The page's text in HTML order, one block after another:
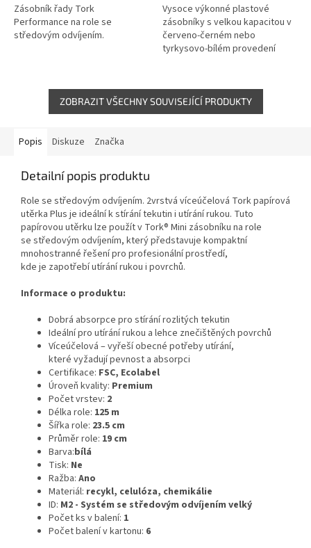
Zásobník řady Tork
Performance na role se
středovým odvíjením.
Vysoce výkonné plastové
zásobníky s velkou kapacitou v
červeno-černém nebo
tyrkysovo-bílém provedení
ZOBRAZIT VŠECHNY SOUVISEJÍCÍ PRODUKTY
Popis Diskuze Značka
Detailní popis produktu
Role se středovým odvíjením. 2vrstvá víceúčelová Tork papírová
utěrka Plus je ideální k stírání tekutin i utírání rukou. Tuto
papírovou utěrku lze použít v Tork® Mini zásobníku na role
se středovým odvíjením, který představuje kompaktní
mnohostranné řešení pro profesionální prostředí,
kde je zapotřebí utírání rukou i povrchů.
Informace o produktu:
Dobrá absorpce pro stírání rozlitých tekutin
Ideální pro utírání rukou a lehce znečištěných povrchů
Víceúčelová – vyřeší obecné potřeby utírání,
které vyžadují pevnost a absorpci
Certifikace: FSC, Ecolabel
Úroveň kvality: Premium
Počet vrstev: 2
Délka role: 125 m
Šířka role: 23.5 cm
Průměr role: 19 cm
Barva:bílá
Tisk: Ne
Ražba: Ano
Materiál: recykl, celulóza, chemikálie
ID: M2 - Systém se středovým odvíjením velký
Počet ks v balení: 1
Počet balení v kartonu: 6